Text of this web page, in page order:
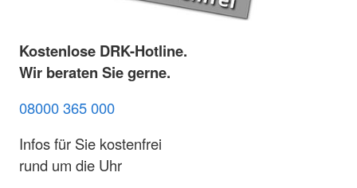
Kostenlose DRK-Hotline.
Wir beraten Sie gerne.
08000 365 000
Infos für Sie kostenfrei
rund um die Uhr